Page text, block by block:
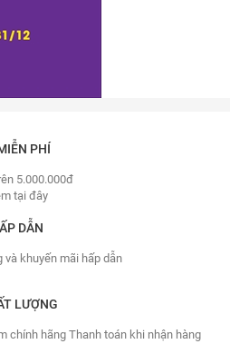
PHÍ
5.000.000đ
tại đây
DẪN
và khuyến mãi hấp dẫn
LƯỢNG
chính hãng Thanh toán khi nhận hàng